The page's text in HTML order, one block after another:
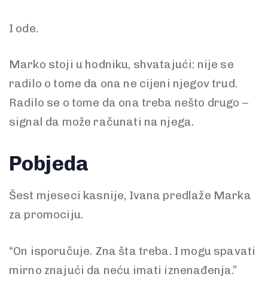
I ode.
Marko stoji u hodniku, shvatajući: nije se
radilo o tome da ona ne cijeni njegov trud.
Radilo se o tome da ona treba nešto drugo –
signal da može računati na njega.
Pobjeda
Šest mjeseci kasnije, Ivana predlaže Marka
za promociju.
“On isporučuje. Zna šta treba. I mogu spavati
mirno znajući da neću imati iznenađenja.”